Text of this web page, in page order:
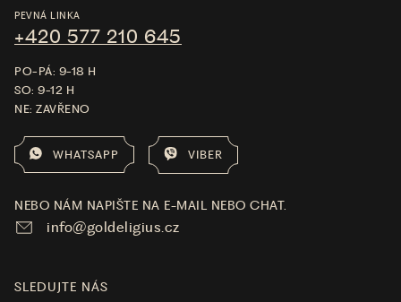
PEVNÁ LINKA
+420 577 210 645
PO-PÁ: 9-18 H
SO: 9-12 H
NE: ZAVŘENO
WHATSAPP VIBER
NEBO NÁM NAPIŠTE NA E-MAIL NEBO CHAT.
info@goldeligius.cz
SLEDUJTE NÁS